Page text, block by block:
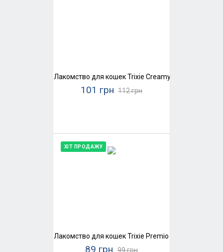
Лакомство для кошек Trixie Creamy Snacks
101 грн 112 грн
ХІТ ПРОДАЖУ
Лакомство для кошек Trixie Premio Chicken Mini
89 грн 99 грн